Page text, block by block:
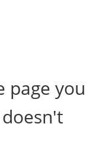
page you